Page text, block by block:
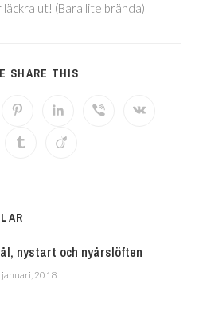
ut! (Bara lite brända)
SHARE THIS
nystart och nyårslöften
januari, 2018